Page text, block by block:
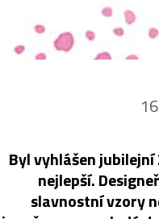
Byl vyhlášen
nejlepší.
slavnostní vzory